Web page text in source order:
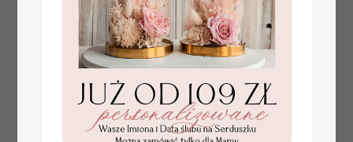
złote winietki na komunię, winietka
dekoracja stołu na komunii, komunijne
winietki z naturalnym kłosem
4.50 PLN